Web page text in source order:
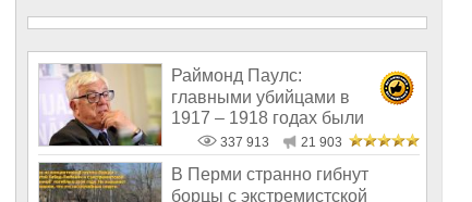
Раймонд Паулс:
главными убийцами в
1917 – 1918 годах были
латыши и евреи, а не русс
337 913 21 903
В Перми странно гибнут
борцы с экстремистской